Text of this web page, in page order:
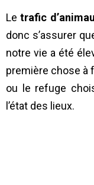
Letrafic
donc s’assurer
notre vie a été
première chose à
ou le refuge
l’état des lieux.